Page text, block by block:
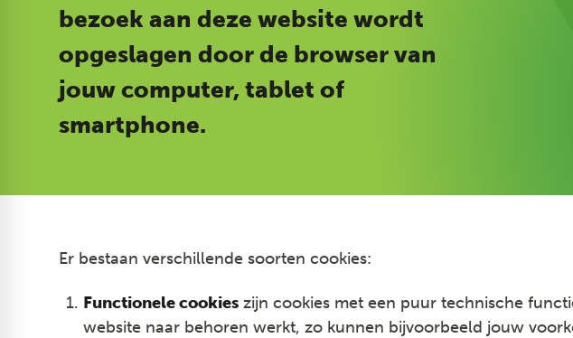
bezoek aan deze website wordt
opgeslagen door de browser van
jouw computer, tablet of
smartphone.
Er bestaan verschillende soorten cookies:
Functionele cookieszijn cookies met een puur technische
website naar behoren werkt, zo kunnen bijvoorbeeld jouw